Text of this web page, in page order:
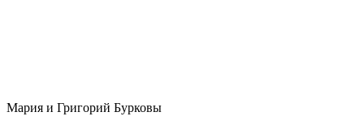
Мария и Григорий Бурковы